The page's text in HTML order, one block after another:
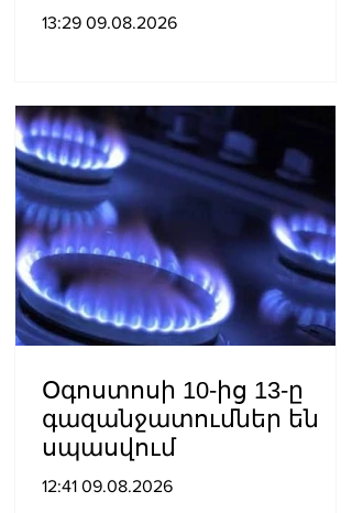
13:29 09.08.2026
Օգոստոսի 10-ից 13-ը
գազանջատումներ են
սպասվում
12:41 09.08.2026